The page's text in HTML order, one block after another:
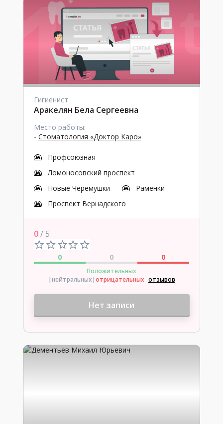
Гигиенист
Аракелян Бела Сергеевна
Место работы:
- Стоматология «Доктор Каро»
Профсоюзная
Ломоносовский проспект
Новые Черемушки
Раменки
Проспект Вернадского
0/ 5
0 0 0
Положительных
|нейтральных|отрицательных отзывов
Нет записи